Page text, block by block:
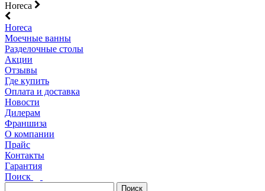
Horeca
Horeca
Моечные ванны
Разделочные столы
Акции
Отзывы
Где купить
Оплата и доставка
Новости
Дилерам
Франшиза
О компании
Прайс
Контакты
Гарантия
Поиск
Поиск